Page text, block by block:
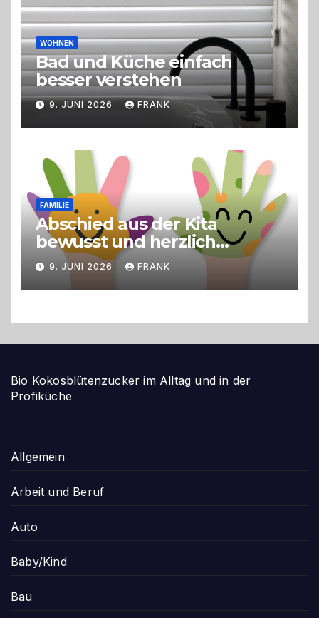
WOHNEN
Bad und Küche einfach
besser verstehen
9. JUNI 2026 FRANK
FAMILIE
Abschied aus der Kita
bewusst und herzlich
gestalten
9. JUNI 2026 FRANK
Bio Kokosblütenzucker im Alltag und in der
Profiküche
Allgemein
Arbeit und Beruf
Auto
Baby/Kind
Bau